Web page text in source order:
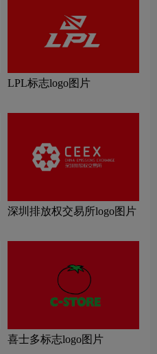
LPL标志logo图片
深圳排放权交易所logo图片
喜士多标志logo图片